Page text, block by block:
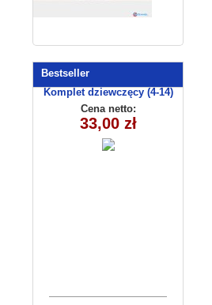
Bestseller
Komplet dziewczęcy (4-14)
EAJ0605
Cena netto:
33,00 zł